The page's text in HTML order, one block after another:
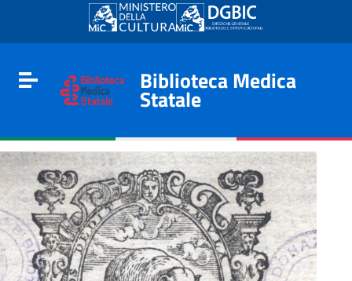
Go to content
Go to the navigation menu
Go to the footer
Toggle navigation
Biblioteca Medica
Statale